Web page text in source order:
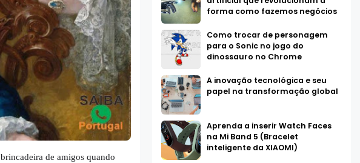
de amigos quando
forma como fazemos negócios
Como trocar de personagem
para o Sonic no jogo do
dinossauro no Chrome
A inovação tecnológica e seu
papel na transformação global
Aprenda a inserir Watch Faces
na Mi Band 5 (Bracelet
inteligente da XIAOMI)